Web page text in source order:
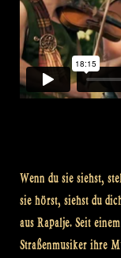
Wenn du sie siehst,
sie hörst, siehst du
aus Rapalje. Seit
Straßenmusiker ihre